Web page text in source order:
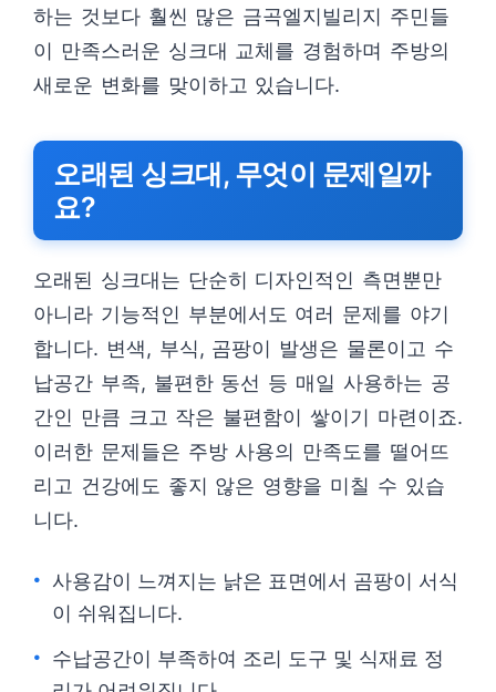
하는 것보다 훨씬 많은 금곡엘지빌리지 주민들
이 만족스러운 싱크대 교체를 경험하며 주방의
새로운 변화를 맞이하고 있습니다.
오래된 싱크대, 무엇이 문제일까
요?
오래된 싱크대는 단순히 디자인적인 측면뿐만
아니라 기능적인 부분에서도 여러 문제를 야기
합니다. 변색, 부식, 곰팡이 발생은 물론이고 수
납공간 부족, 불편한 동선 등 매일 사용하는 공
간인 만큼 크고 작은 불편함이 쌓이기 마련이죠.
이러한 문제들은 주방 사용의 만족도를 떨어뜨
리고 건강에도 좋지 않은 영향을 미칠 수 있습
니다.
사용감이 느껴지는 낡은 표면에서 곰팡이 서식
이 쉬워집니다.
수납공간이 부족하여 조리 도구 및 식재료 정